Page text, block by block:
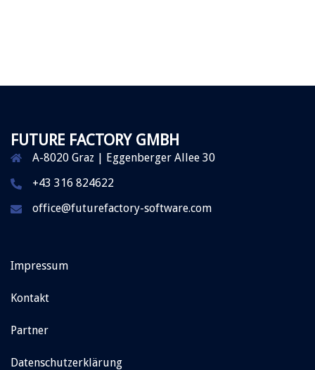
FUTURE FACTORY GMBH
A-8020 Graz | Eggenberger Allee 30
+43 316 824622
office@futurefactory-software.com
Impressum
Kontakt
Partner
Datenschutzerklärung